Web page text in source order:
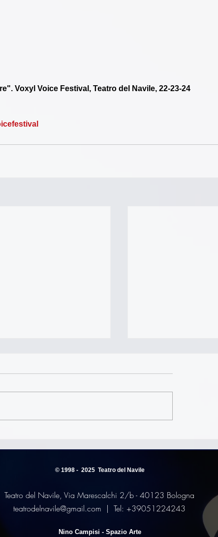
Voxyl Voice Festival, Teatro del Navile, 22-23-24
la tua canzone.
© 1998 - 2025 Teatro del Navile
Teatro del Navile, Via Marescalchi 2/b- 40123 Bologna
teatrodelnavile@gmail.com | Tel: +39051224243
Nino Campisi - Spazio Arte